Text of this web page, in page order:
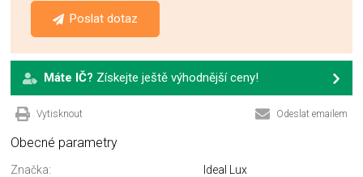
Poslat dotaz
Máte IČ? Získejte ještě výhodnější ceny!
Vytisknout Odeslat emailem
Obecné parametry
Značka:
Ideal Lux